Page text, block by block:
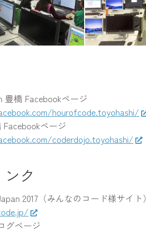
豊橋 Facebookページ
hourofcode.toyohashi/
ページ
coderdojo.toyohashi/
ク
2017（みんなのコード様サイト）
グページ